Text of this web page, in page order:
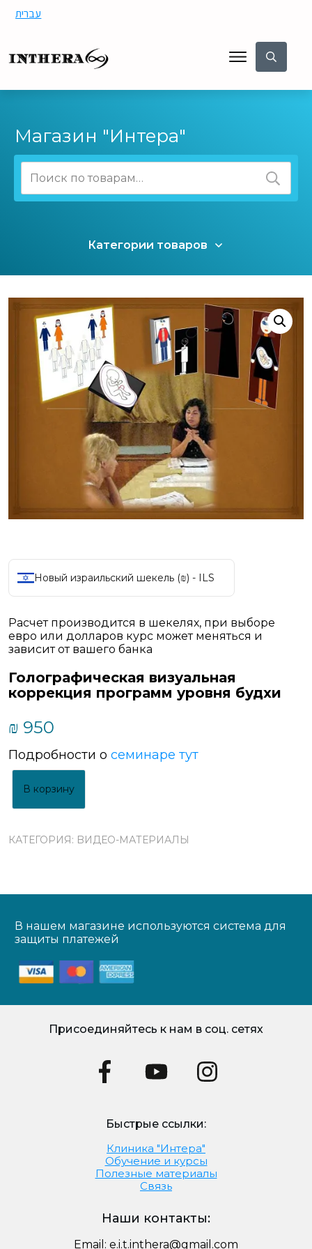
עברית
Магазин "Интера"
Категории товаров
Новый израильский шекель (₪) - ILS
Расчет производится в шекелях, при выборе
евро или долларов курс может меняться и
зависит от вашего банка
Голографическая визуальная
коррекция программ уровня будхи
₪ 950
Подробности о семинаре тут
В корзину
КАТЕГОРИЯ: BИДЕО-МАТЕРИАЛЫ
В нашем магазине используются система для
защиты платежей
Наши контакты:
Email: e.i.t.inthera@gmail.com
Быстрые ссылки:
Клиника "Интера"
Обучение и курсы
Полезные материалы
Связь
Присоединяйтесь к нам в соц. сетях